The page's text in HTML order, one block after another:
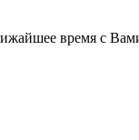
время с